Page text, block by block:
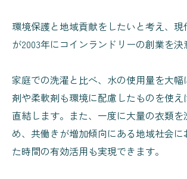
環境保護と地域貢献をしたいと考え、
が2003年にコインランドリーの創業を決
家庭での洗濯と比べ、水の使用量を大
剤や柔軟剤も環境に配慮したものを使え
直結します。また、一度に大量の衣類を
め、共働きが増加傾向にある地域社会
た時間の有効活用も実現できます。